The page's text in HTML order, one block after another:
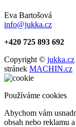
Eva Bartošová
info@jukka.cz
+420 725 893 692
Copyright © jukka.cz
stránek MACHIN.cz
Používáme cookies
Abychom vám
obsah nebo reklamu